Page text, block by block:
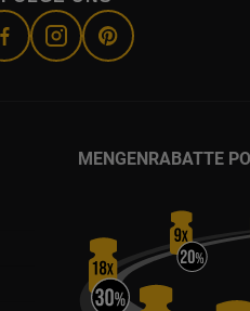
MENGENRABATTE